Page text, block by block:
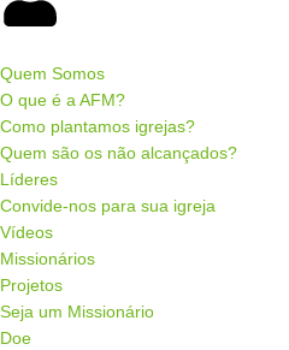
Quem Somos
O que é a AFM?
Como plantamos igrejas?
Quem são os não alcançados?
Líderes
Convide-nos para sua igreja
Vídeos
Missionários
Projetos
Seja um Missionário
Doe